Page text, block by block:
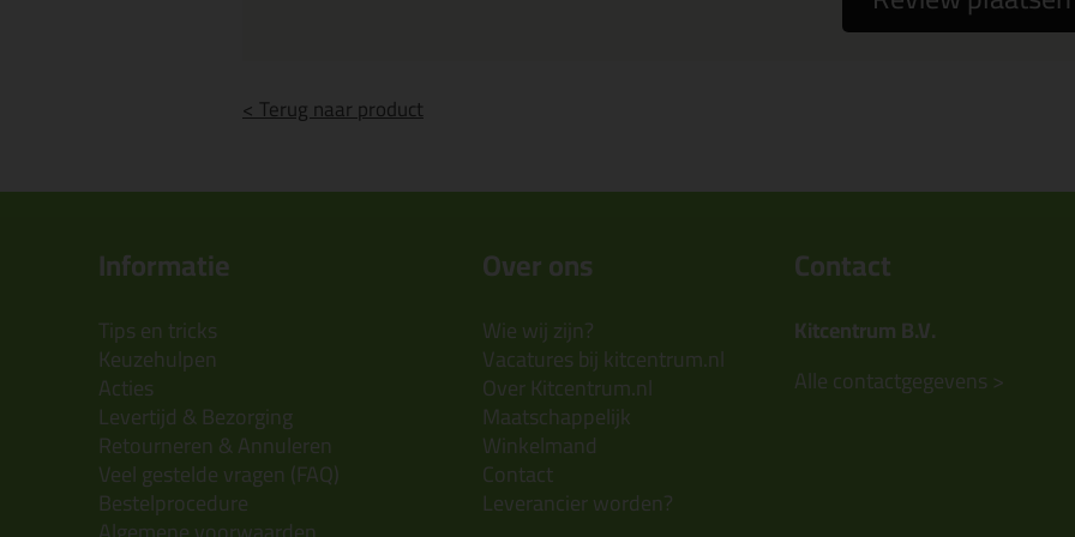
< Terug naar product
Informatie
Tips en tricks
Keuzehulpen
Acties
Levertijd & Bezorging
Retourneren & Annuleren
Veel gestelde vragen (FAQ)
Bestelprocedure
Over ons
Wie wij zijn?
Vacatures bij kitcentrum.nl
Over Kitcentrum.nl
Maatschappelijk
Winkelmand
Contact
Leverancier worden?
Contact
Kitcentrum B.V.
Alle contactgegevens >